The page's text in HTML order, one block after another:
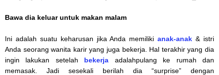
Bawa dia keluar untuk makan malam
Ini adalah suatu keharusan jika Anda memilikianak-anak & istri
Anda seorang wanita karir yang juga bekerja. Hal terakhir yang dia
ingin lakukan setelah bekerja adalahpulang ke rumah dan
memasak. Jadi sesekali berilah dia “surprise” dengan